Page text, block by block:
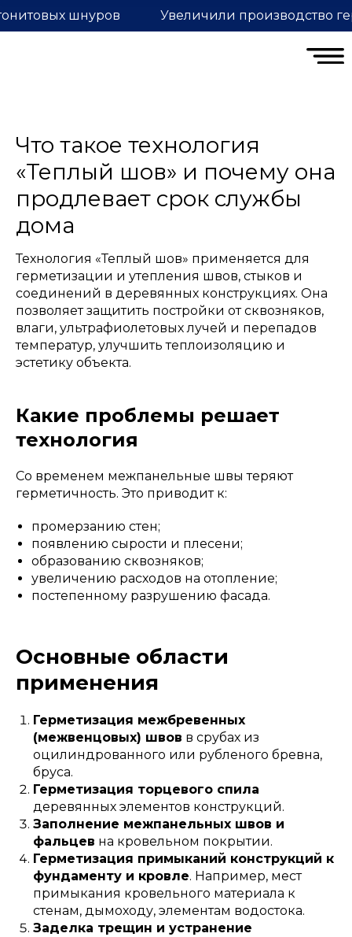
Увеличили производство
шнуров
Что такое технология
«Теплый шов» и почему она
продлевает срок службы
дома
Технология «Теплый шов» применяется для
герметизации и утепления швов, стыков и
соединений в деревянных конструкциях. Она
позволяет защитить постройки от сквозняков,
влаги, ультрафиолетовых лучей и перепадов
температур, улучшить теплоизоляцию и
эстетику объекта.
Какие проблемы решает
технология
Со временем межпанельные швы теряют
герметичность. Это приводит к:
промерзанию стен;
появлению сырости и плесени;
образованию сквозняков;
увеличению расходов на отопление;
постепенному разрушению фасада.
Основные области
применения
Герметизация межбревенных
(межвенцовых) швов в срубах из
оцилиндрованного или рубленого бревна,
бруса.
Герметизация торцевого спила
деревянных элементов конструкций.
Заполнение межпанельных швов и
фальцев на кровельном покрытии.
Герметизация примыканий конструкций к
фундаменту и кровле. Например, мест
примыкания кровельного материала к
стенам, дымоходу, элементам водостока.
Заделка трещин и устранение